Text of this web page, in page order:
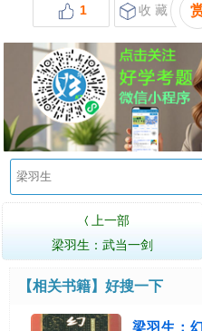
1 收 藏
〈
上一部
梁羽生：武当一剑
【相关书籍】 好搜一下
梁羽生：